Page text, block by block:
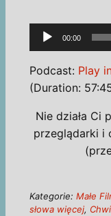
Odtwarzacz
plików
dźwiękowych
00:00
Podcast: Play
(Duration:
Nie działa Ci
przeglądarki i
Kategorie: Małe
słowa więcej,